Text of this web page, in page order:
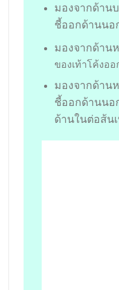
มองจากด้าน
ชี้ออกด้านนอ
มองจากด้าน
ของเท้าโค้งอ
มองจากด้าน
ชี้ออกด้านนอ
ด้านในต่อส้น